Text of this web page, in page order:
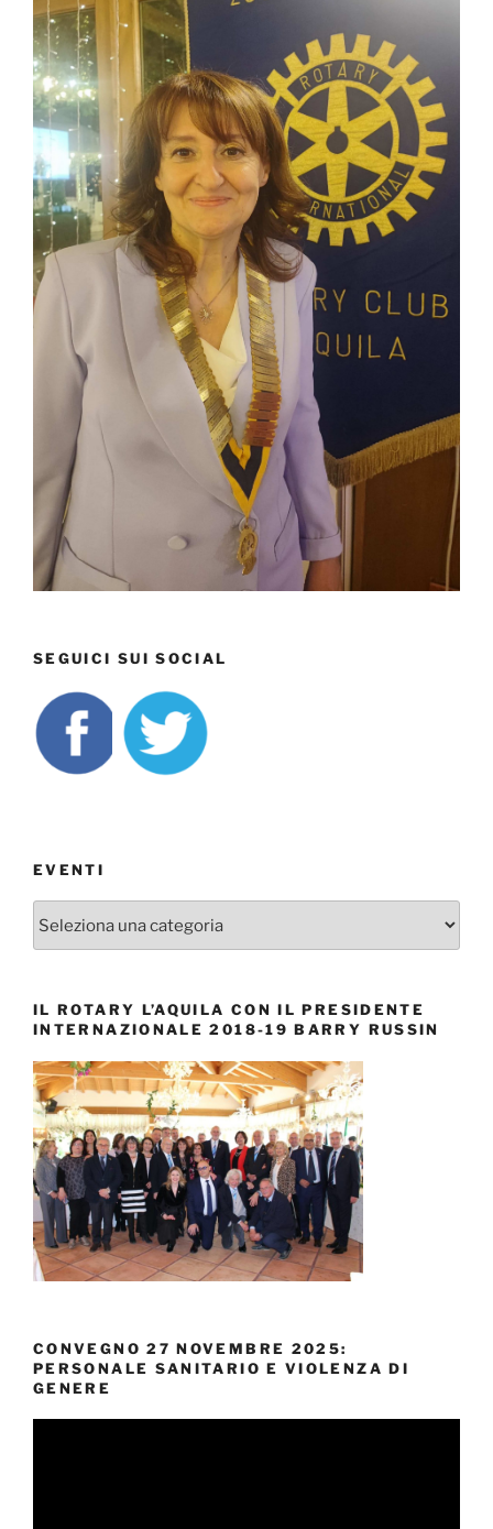
SEGUICI SUI SOCIAL
EVENTI
IL ROTARY L’AQUILA CON IL PRESIDENTE
INTERNAZIONALE 2018-19 BARRY RUSSIN
CONVEGNO 27 NOVEMBRE 2025:
PERSONALE SANITARIO E VIOLENZA DI
GENERE